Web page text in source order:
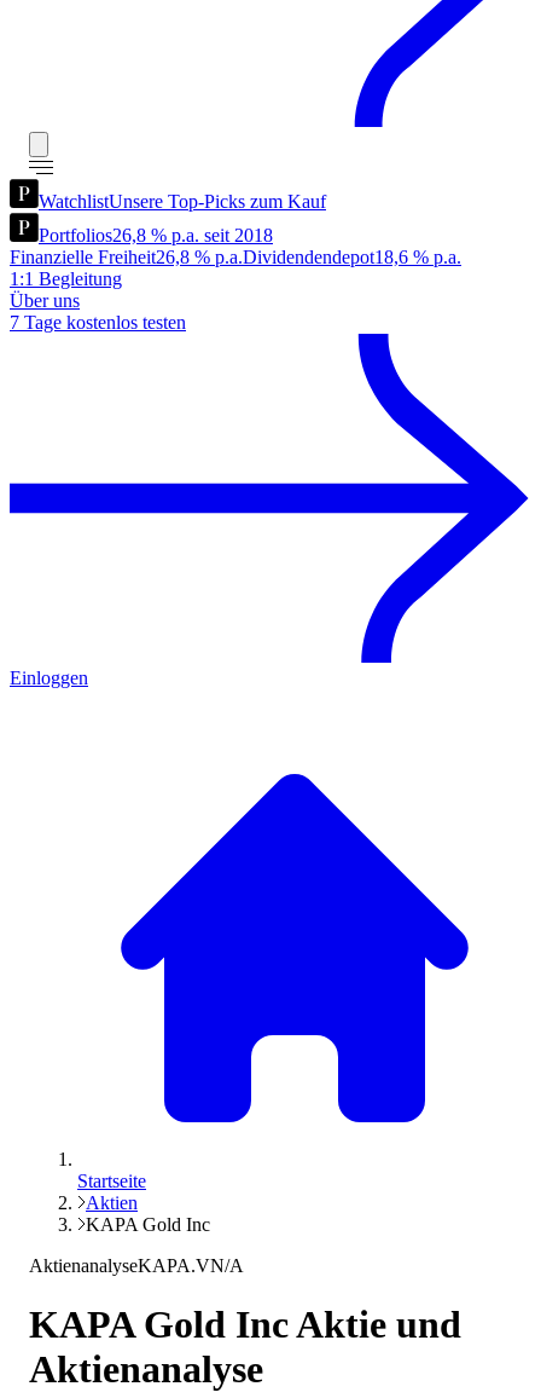
WatchlistUnsere Top-Picks zum Kauf
Portfolios26,8 % p.a. seit 2018
Finanzielle Freiheit26,8 % p.a.Dividendendepot18,6 % p.a.
1:1 Begleitung
Über uns
7 Tage kostenlos testen
Einloggen
Startseite
Aktien
KAPA Gold Inc
AktienanalyseKAPA.VN/A
KAPA Gold IncAktie und
Aktienanalyse